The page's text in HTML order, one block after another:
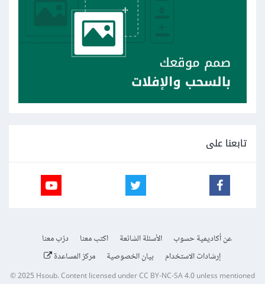
تابعنا على
عن أكاديمية حسوب الأسئلة الشائعة اكتب معنا
درّب معنا
إرشادات الاستخدام
بيان الخصوصية مركز المساعدة
© 2025Hsoub.Content licensed underCC BY-NC-SA 4.0unless mentioned